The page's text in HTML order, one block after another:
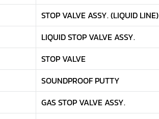
STOP VALVE ASSY. (LIQUID LINE)
LIQUID STOP VALVE ASSY.
STOP VALVE
SOUNDPROOF PUTTY
GAS STOP VALVE ASSY.